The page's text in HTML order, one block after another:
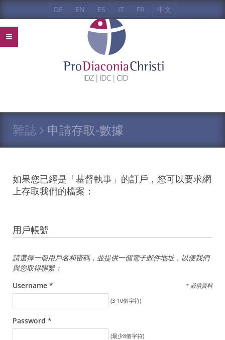
DE EN ES IT FR 中文
雜誌 申請存取-數據
如果您已經是「基督執事」的訂戶，您可以要求網
上存取我們的檔案：
用戶帳號
請選擇一個用戶名和密碼，並提供一個電子郵件地址，以便我們
與您取得聯繫：
* 必填資料
Username *
(3-10個字符)
Password *
(最少8個字符)